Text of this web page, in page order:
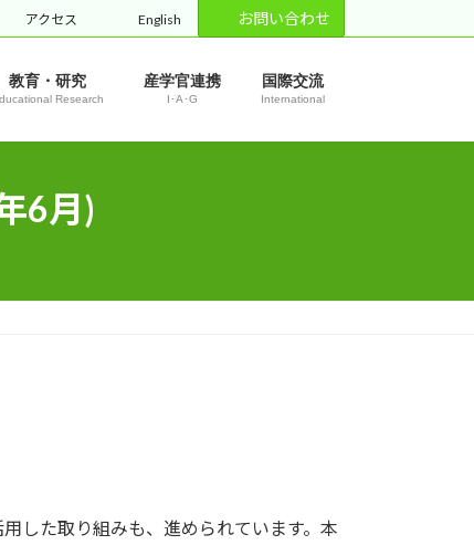
アクセス English お問い合わせ
教育・研究
Research
産学官連携
I･A･G
国際交流
International
6月)
した取り組みも、進められています。本